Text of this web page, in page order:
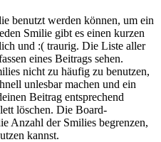
benutzt werden können, um ein
Smilie gibt es einen kurzen
und :( traurig. Die Liste aller
eines Beitrags sehen.
nicht zu häufig zu benutzen,
unlesbar machen und ein
Beitrag entsprechend
löschen. Die Board-
Anzahl der Smilies begrenzen,
kannst.